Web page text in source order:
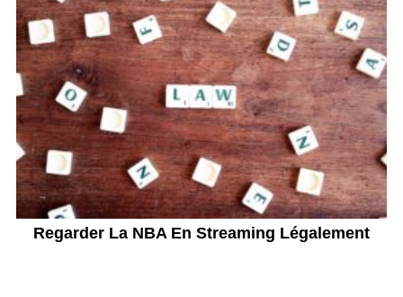
Regarder La NBA En Streaming Légalement